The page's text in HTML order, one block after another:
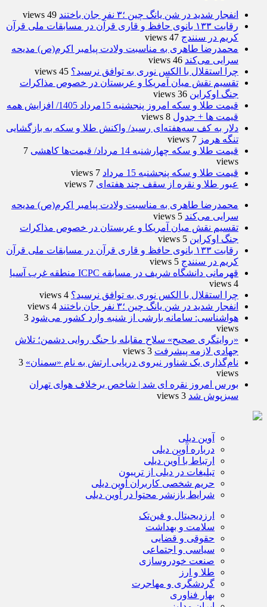
انفجار شدید در شن یانگ چین ؛۳ نفر جان باختند
49 views
رقابت ۱۳۳ بانوی حافظ و قاری قرآن در مسابقات ملی قرآن
کریم در سنندج 47 views
محمدرضا طاهری به مناسبت ولادت پیامبر اکرم(ص) مدیحه
سرایی می‌کند 46 views
چرا استقلال با الکس نوری به توافق نرسید؟ 45 views
تقسیم نقش میان آمریکا و عربستان در خصوص مذاکرات
جنگ اوکراین 36 views
قیمت طلا و سکه امروز پنجشنبه 15مرداد 1405/ افزایش همه
قیمت ها + جدول 8 views
دلار به کف سه‌هفته‌ای رسید/ واکنش طلا و سکه به بازگشایی
تنگه هرمز 7 views
قیمت طلا و سکه چهارشنبه 14 مرداد/ قیمت‌ها کاهشی
7
views
قیمت طلا و سکه پنجشنبه 15 مرداد
7 views
عبور طلا و نقره از سقف چند هفته‌ای 7 views
محمدرضا طاهری به مناسبت ولادت پیامبر اکرم(ص) مدیحه
سرایی می‌کند 5 views
تقسیم نقش میان آمریکا و عربستان در خصوص مذاکرات
جنگ اوکراین 5 views
رقابت ۱۳۳ بانوی حافظ و قاری قرآن در مسابقات ملی قرآن
کریم در سنندج 5 views
قهرمانی دانشگاه شریف در مسابقه ICPC منطقه غرب آسیا
4 views
چرا استقلال با الکس نوری به توافق نرسید؟ 4 views
انفجار شدید در شن یانگ چین ؛۳ نفر جان باختند
4 views
هواشناسی: سامانه بارشی از شنبه وارد کشور می‌شود 3
views
«روایتگری صحیح» سلاح مقابله با جنگ روایی دشمن؛ تلاش
جهادی لازمه پیشرفت 3 views
نام‌گذاری یک شناور نیروی دریایی ارتش به نام «سمنان» 3
views
بورس امروز نقره ای شد | شاخص برخلاف هوای تهران
سبزپوش شد 3 views
آوین دیلی
درباره آوین دیلی
ارتباط با آوین دیلی
تبلیغات در دیلی از تریبون
حریم شخصی کاربران آوین دیلی
شرایط بازنشر محتوا در آوین دیلی
ارزدیجیتال و فین‌تک
سلامت و بهداشت
حقوقی و قضایی
سیاسی و اجتماعی
صنعت خودروسازی
طلا و ارز
گردشگری و مهاجرت
بهار فناوری